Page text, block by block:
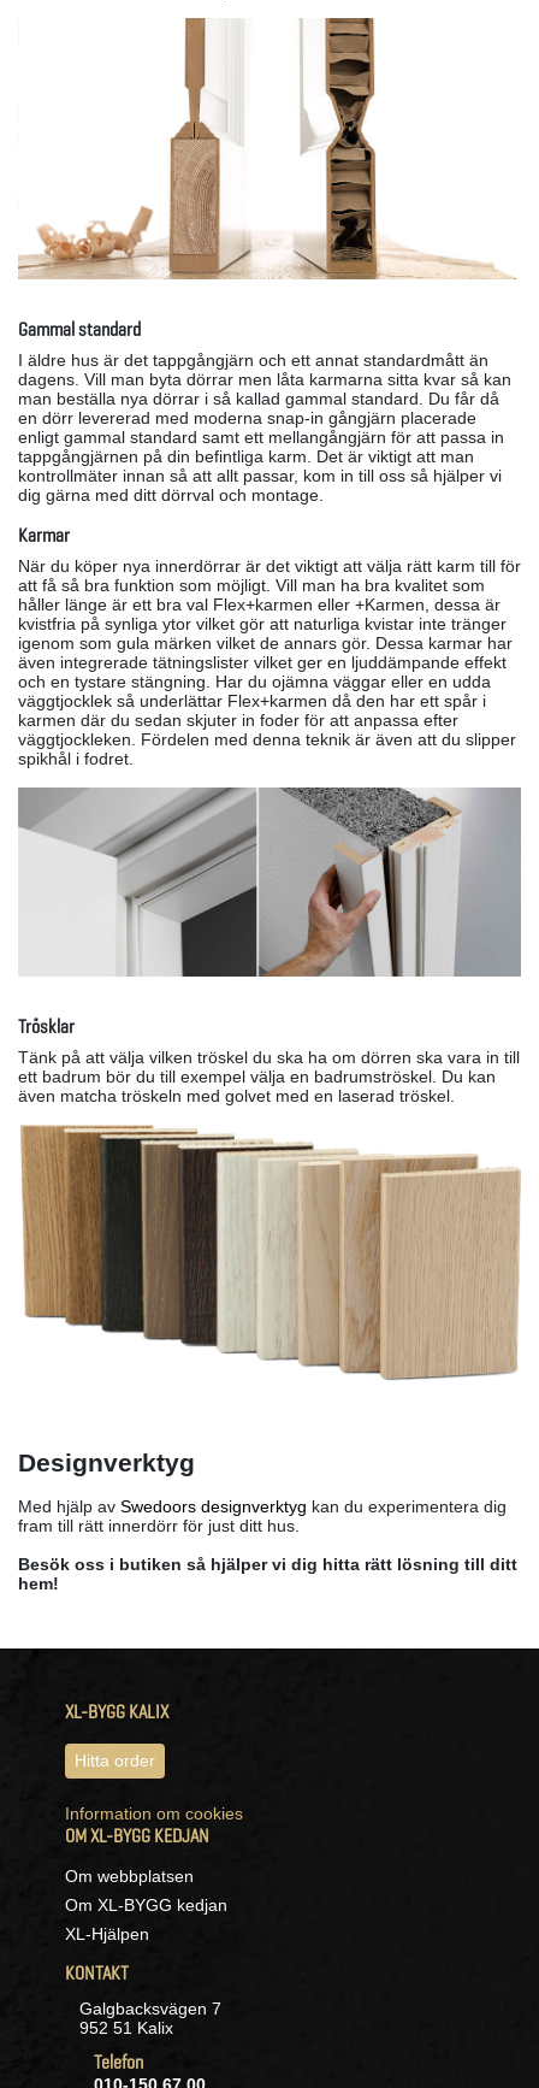
Gammal standard
I äldre hus är det tappgångjärn och ett annat standardmått än
dagens. Vill man byta dörrar men låta karmarna sitta kvar så kan
man beställa nya dörrar i så kallad gammal standard. Du får då
en dörr levererad med moderna snap-in gångjärn placerade
enligt gammal standard samt ett mellangångjärn för att passa in
tappgångjärnen på din befintliga karm. Det är viktigt att man
kontrollmäter innan så att allt passar, kom in till oss så hjälper vi
dig gärna med ditt dörrval och montage.
Karmar
När du köper nya innerdörrar är det viktigt att välja rätt karm till för
att få så bra funktion som möjligt. Vill man ha bra kvalitet som
håller länge är ett bra val Flex+karmen eller +Karmen, dessa är
kvistfria på synliga ytor vilket gör att naturliga kvistar inte tränger
igenom som gula märken vilket de annars gör. Dessa karmar har
även integrerade tätningslister vilket ger en ljuddämpande effekt
och en tystare stängning. Har du ojämna väggar eller en udda
väggtjocklek så underlättar Flex+karmen då den har ett spår i
karmen där du sedan skjuter in foder för att anpassa efter
väggtjockleken. Fördelen med denna teknik är även att du slipper
spikhål i fodret.
Trösklar
Tänk på att välja vilken tröskel du ska ha om dörren ska vara in till
ett badrum bör du till exempel välja en badrumströskel. Du kan
även matcha tröskeln med golvet med en laserad tröskel.
Designverktyg
Med hjälp av Swedoors designverktyg kan du experimentera dig
fram till rätt innerdörr för just ditt hus.
Besök oss i butiken så hjälper vi dig hitta rätt lösning till ditt
hem!
XL-BYGG KALIX
Hitta order
Information om cookies
OM XL-BYGG KEDJAN
Om webbplatsen
Om XL-BYGG kedjan
XL-Hjälpen
KONTAKT
Galgbacksvägen 7
952 51 Kalix
Telefon
010-150 67 00